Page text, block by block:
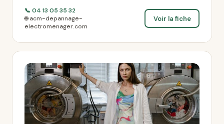
📞 04 13 05 35 32
🌐 acm-depannage-
electromenager.com
Voir la fiche